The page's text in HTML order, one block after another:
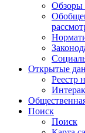
Обзоры
Открытые
Реестр
Поиск
Поиск